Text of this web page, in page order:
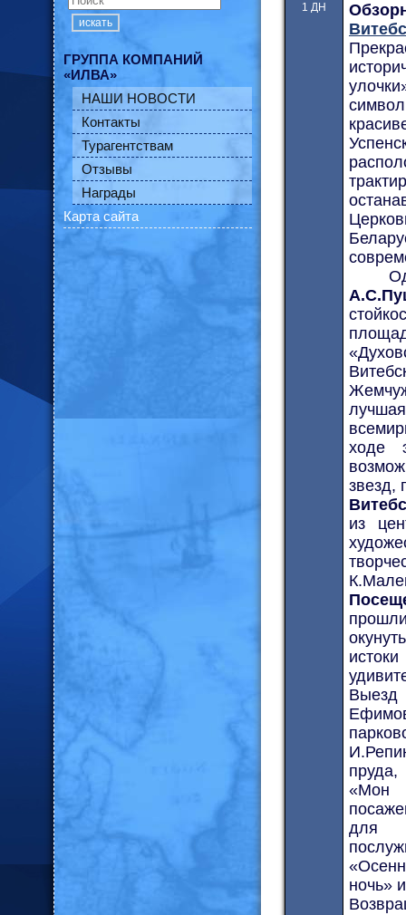
искать
ГРУППА КОМПАНИЙ
«ИЛВА»
НАШИ НОВОСТИ
Контакты
Турагентствам
Отзывы
Награды
Карта сайта
1 ДН
ходе
звезд,
из
Выезд
«Мон
для
ночь»